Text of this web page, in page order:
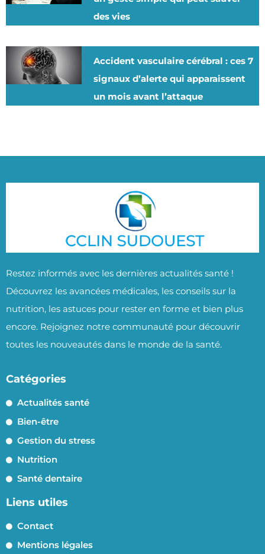
des vies
Accident vasculaire cérébral : ces 7
signaux d’alerte qui apparaissent
un mois avant l’attaque
Restez informés avec les dernières actualités santé !
Découvrez les avancées médicales, les conseils sur la
nutrition, les astuces pour rester en forme et bien plus
encore. Rejoignez notre communauté pour découvrir
toutes les nouveautés dans le monde de la santé.
Catégories
Actualités santé
Bien-être
Gestion du stress
Nutrition
Santé dentaire
Liens utiles
Contact
Mentions légales